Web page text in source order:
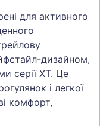
для активного
дизайном,
серії XT. Це
і легкої
комфорт,